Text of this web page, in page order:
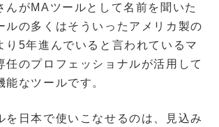
んがMAツールとして名前を聞いた
ルの多くはそういったアメリカ製の
り5年進んでいると言われているマ
任のプロフェッショナルが活用して
能なツールです。
を日本で使いこなせるのは、見込み